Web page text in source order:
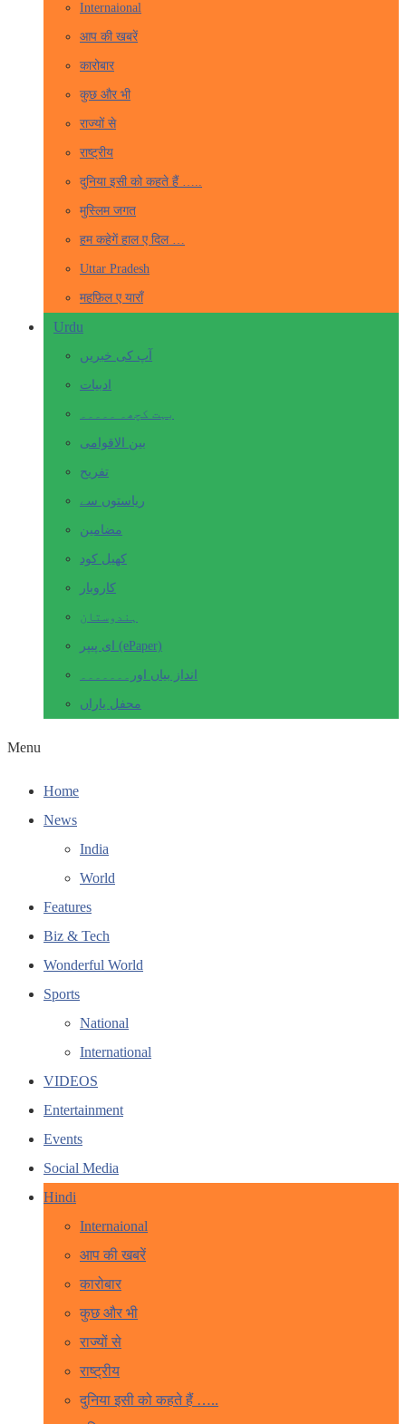
Internaional
आप की खबरें
कारोबार
कुछ और भी
राज्यों से
राष्ट्रीय
दुनिया इसी को कहते हैं …..
मुस्लिम जगत
हम कहेगें हाल ए दिल …
Uttar Pradesh
महफ़िल ए याराँ
Urdu
آپ کی خبریں
ادبیات
بہت کچھ۔ ۔۔۔۔۔
بین الاقوامی
تفریح
ریاستوں سے
مضامین
کھیل کود
کاروبار
ہندوستان
ای پیپر (ePaper)
انداز بیاں اور۔۔۔۔۔۔۔
محفل یاراں
Menu
Home
News
India
World
Features
Biz & Tech
Wonderful World
Sports
National
International
VIDEOS
Entertainment
Events
Social Media
Hindi
Internaional
आप की खबरें
कारोबार
कुछ और भी
राज्यों से
राष्ट्रीय
दुनिया इसी को कहते हैं …..